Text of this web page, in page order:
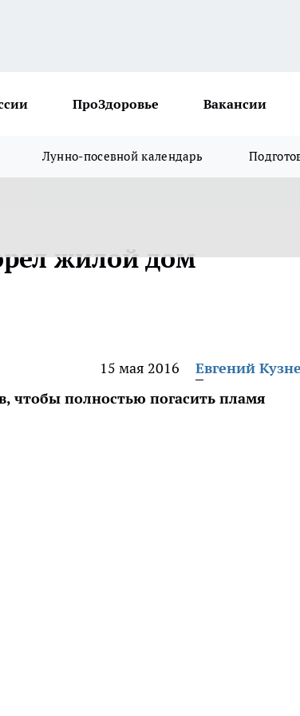
ПроЗдоровье Вакансии
Лунно-посевной календарь
жилой дом
15 мая 2016
Евгений
чтобы полностью погасить пламя